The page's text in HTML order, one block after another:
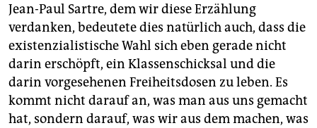
Jean-Paul Sartre, dem wir diese Erzählung
verdanken, bedeutete dies natürlich auch, dass die
existenzialistische Wahl sich eben gerade nicht
darin erschöpft, ein Klassenschicksal und die
darin vorgesehenen Freiheitsdosen zu leben. Es
kommt nicht darauf an, was man aus uns gemacht
hat, sondern darauf, was wir aus dem machen, was